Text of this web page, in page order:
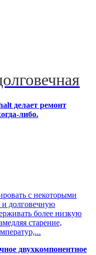
делает ремонт
либо.
с некоторыми
и долговечную
более низкую
старение,
двухкомпонентное